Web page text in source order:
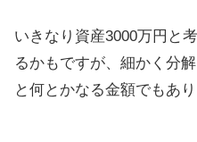
いきなり資産3000万円と
るかもですが、細かく分
と何とかなる金額でもあり